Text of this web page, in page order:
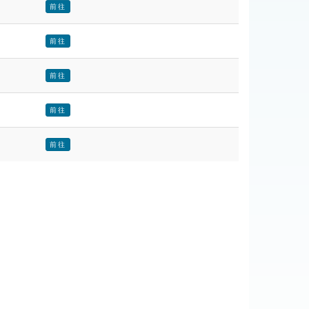
前往
前往
前往
前往
前往